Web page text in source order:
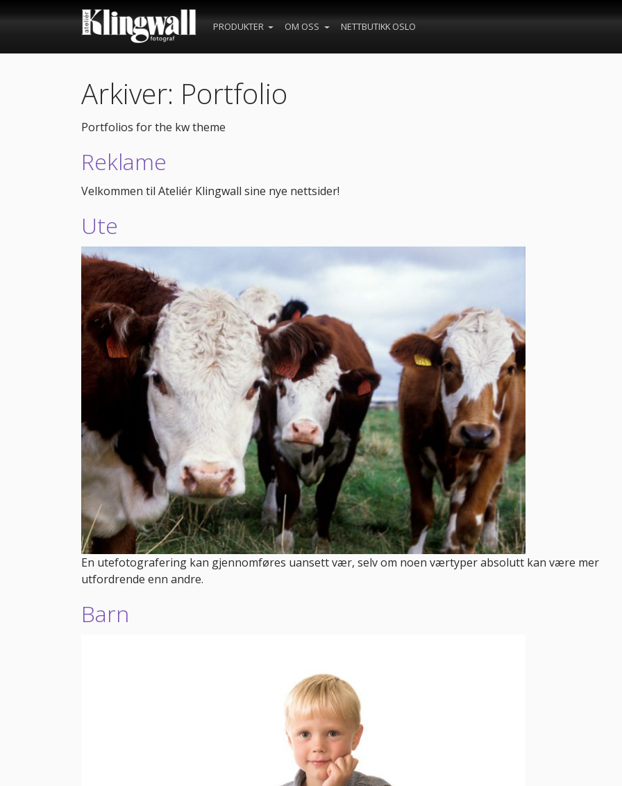
PRODUKTER OM OSS NETTBUTIKK OSLO
Arkiver: Portfolio
Portfolios for the kw theme
Reklame
Velkommen til Ateliér Klingwall sine nye nettsider!
Ute
En utefotografering kan gjennomføres uansett vær, selv om noen værtyper absolutt kan være mer
utfordrende enn andre.
Barn